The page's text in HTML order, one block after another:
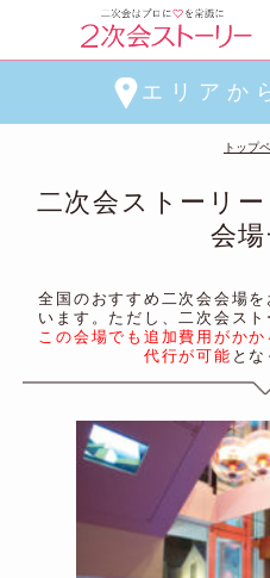
エリアか
トップ
二次会ストーリ
会
全国のおすすめ二次会会場
います。ただし、二次会スト
この会場でも追加費用がか
代行が可能 とな